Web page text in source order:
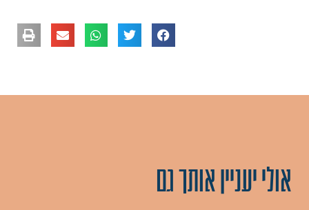
אולי יעניין אותך גם